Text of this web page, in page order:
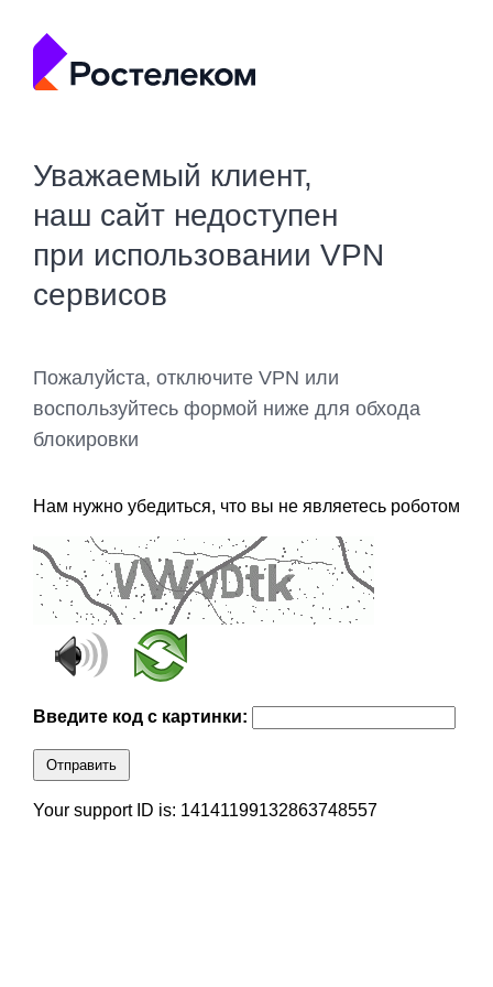
Уважаемый клиент,
наш сайт недоступен
при использовании VPN
сервисов
Пожалуйста, отключите VPN или
воспользуйтесь формой ниже для обхода
блокировки
Нам нужно убедиться, что вы не являетесь роботом
Введите код с картинки:
Отправить
Your support ID is: 14141199132863748557